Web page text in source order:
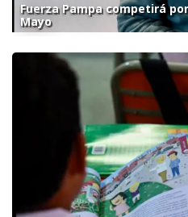
Fuerza Pampa competirá
Mayo